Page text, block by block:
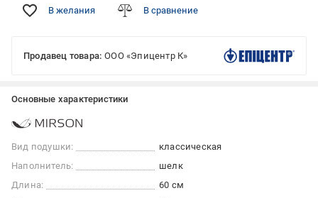
В желания В сравнение
Продавец товара: ООО «Эпицентр К»
Основные характеристики
Вид подушки:
классическая
Наполнитель:
шелк
Длина:
60 см